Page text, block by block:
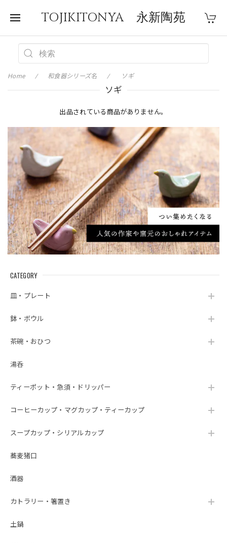
TOJIKITONYA 永新陶苑
CATEGORY
皿・プレート
鉢・ボウル
茶碗・おひつ
湯呑
ティーポット・急須・ドリッパー
コーヒーカップ・マグカップ・ティーカップ
スープカップ・シリアルカップ
蕎麦猪口
酒器
カトラリー・箸置き
土鍋
Home 和食器シリーズ名 ソギ
ソギ
出品されている商品がありません。